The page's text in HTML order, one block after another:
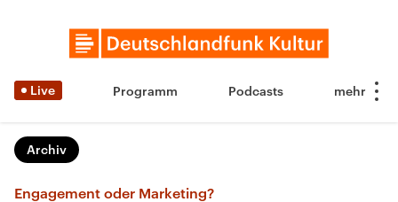
Live Programm Podcasts
Archiv
Engagement oder Marketing?